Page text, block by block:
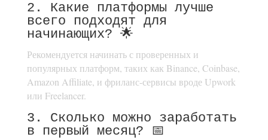
2. Какие платформы лучше
всего подходят для
начинающих? 🌟
Рекомендуется начинать с проверенных и
популярных платформ, таких как Binance, Coinbase,
Amazon Affiliate, и фриланс-сервисы вроде Upwork
или Freelancer.
3. Сколько можно заработать
в первый месяц? 📅